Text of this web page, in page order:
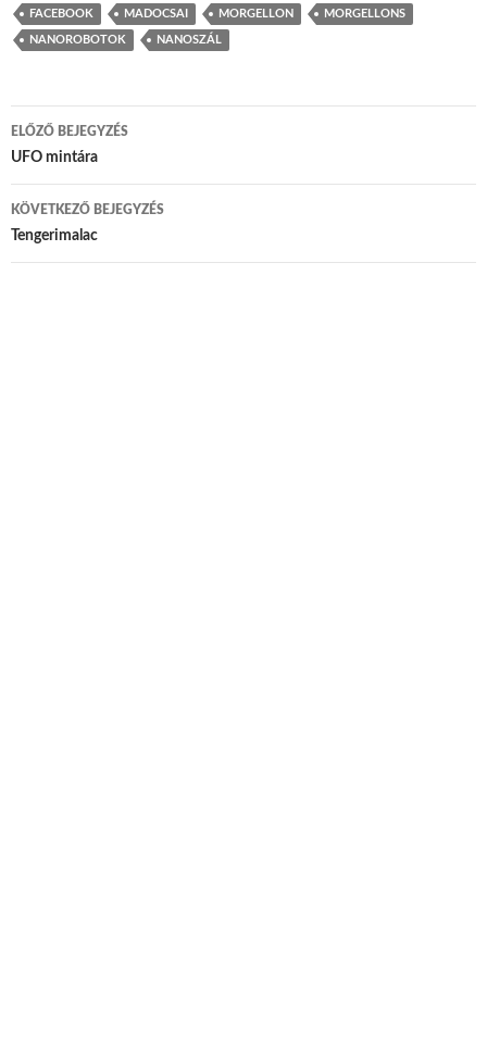
FACEBOOK MADOCSAI MORGELLON MORGELLONS
NANOROBOTOK NANOSZÁL
Bejegyzés navigáció
ELŐZŐ BEJEGYZÉS
UFO mintára
KÖVETKEZŐ BEJEGYZÉS
Tengerimalac